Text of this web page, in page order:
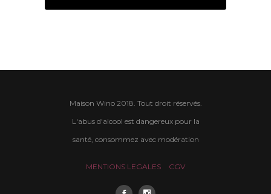
Maison Wino 2018. Tout droit réservés.
L'abus d'alcool est dangereux pour la
santé, consommez avec modération
MENTIONS LEGALES CGV